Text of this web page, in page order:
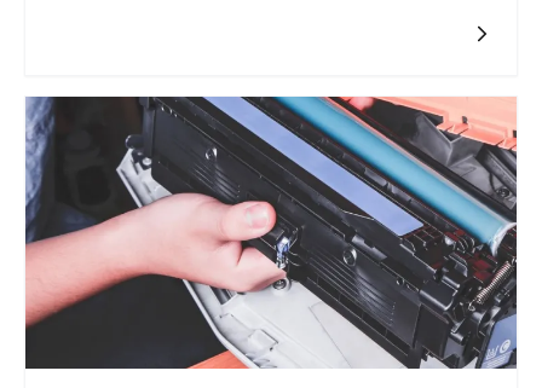
długoterminowych korzyści i wydatków. Renowacja posadzki
całkowitej wymiany. Z drugiej strony, wymiana posadzki wiąże
się z dużymi kosztami oraz inwestycją czasu i pracy. W
niniejszym artykule przyjrzymy się przesłankom, które mogą
pomóc w podjęciu decyzji w świetle powyższych aspektów.